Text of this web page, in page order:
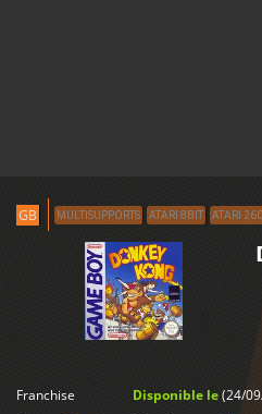
GB MULTISUPPORTS ATARI 8BIT ATARI
Franchise
Disponible le(24/